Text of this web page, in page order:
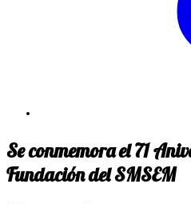
Se conmemora el 71
Fundación del SMSEM